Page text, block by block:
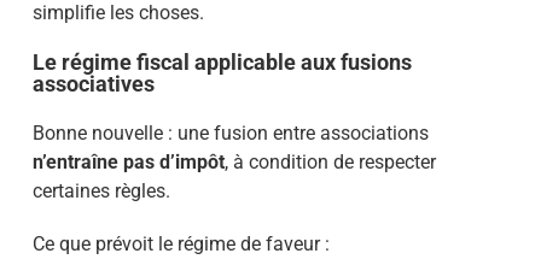
simplifie les choses.
Le régime fiscal applicable aux fusions
associatives
Bonne nouvelle : une fusion entre associations
n’entraîne pas d’impôt, à condition de respecter
certaines règles.
Ce que prévoit le régime de faveur :